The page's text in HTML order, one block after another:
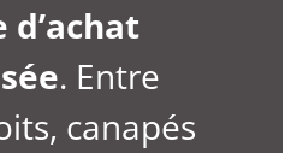
. Entre
, canapés